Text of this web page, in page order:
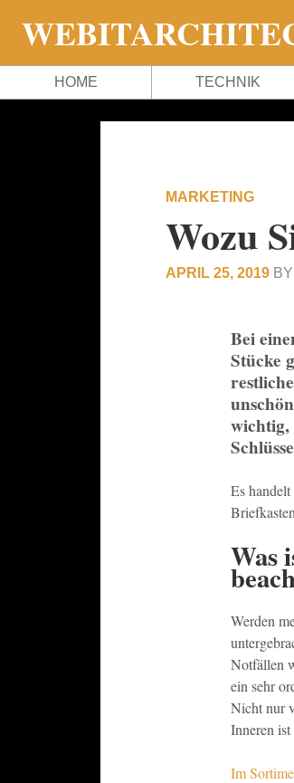
HOME TECHNIK
MARKETING
Wozu
APRIL 25, 2019 BY
Bei
Stücke
wichtig,
Es
Was
Werden
Notfällen
ein sehr
Nicht nur
Inneren ist
Im